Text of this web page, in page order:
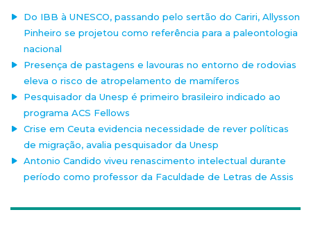
Do IBB à UNESCO, passando pelo sertão do Cariri, Allysson
Pinheiro se projetou como referência para a paleontologia
nacional
Presença de pastagens e lavouras no entorno de rodovias
eleva o risco de atropelamento de mamíferos
Pesquisador da Unesp é primeiro brasileiro indicado ao
programa ACS Fellows
Crise em Ceuta evidencia necessidade de rever políticas
de migração, avalia pesquisador da Unesp
Antonio Candido viveu renascimento intelectual durante
período como professor da Faculdade de Letras de Assis